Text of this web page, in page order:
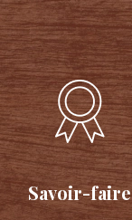
Savoir-faire